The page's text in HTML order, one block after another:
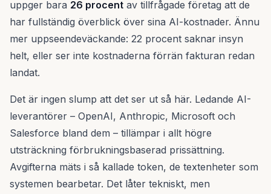
uppger bara 26 procent av tillfrågade företag att de
har fullständig överblick över sina AI-kostnader. Ännu
mer uppseendeväckande: 22 procent saknar insyn
helt, eller ser inte kostnaderna förrän fakturan redan
landat.
Det är ingen slump att det ser ut så här. Ledande AI-
leverantörer – OpenAI, Anthropic, Microsoft och
Salesforce bland dem – tillämpar i allt högre
utsträckning förbrukningsbaserad prissättning.
Avgifterna mäts i så kallade token, de textenheter som
systemen bearbetar. Det låter tekniskt, men